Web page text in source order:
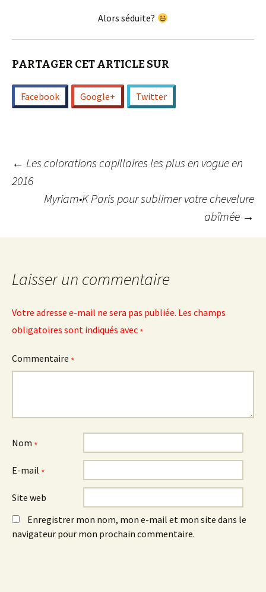
Alors séduite?
PARTAGER CET ARTICLE SUR
Facebook Google+ Twitter
Navigation
des
articles
← Les colorations capillaires les plus en vogue en
2016
Myriam•K Paris pour sublimer votre chevelure
abîmée →
Laisser un commentaire
Votre adresse e-mail ne sera pas publiée. Les champs
obligatoires sont indiqués avec *
Commentaire *
Nom *
E-mail *
Site web
Enregistrer mon nom, mon e-mail et mon site dans le
navigateur pour mon prochain commentaire.